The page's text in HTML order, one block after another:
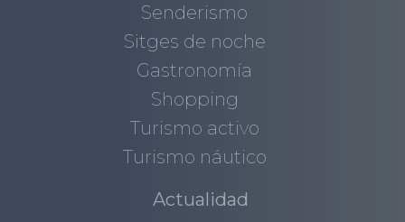
Senderismo
Sitges de noche
Gastronomía
Shopping
Turismo activo
Turismo náutico
Actualidad